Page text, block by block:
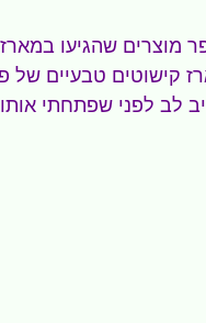
מוצרים שהגיעו
קישוטים טבעיים של
לב לפני שפתחתי